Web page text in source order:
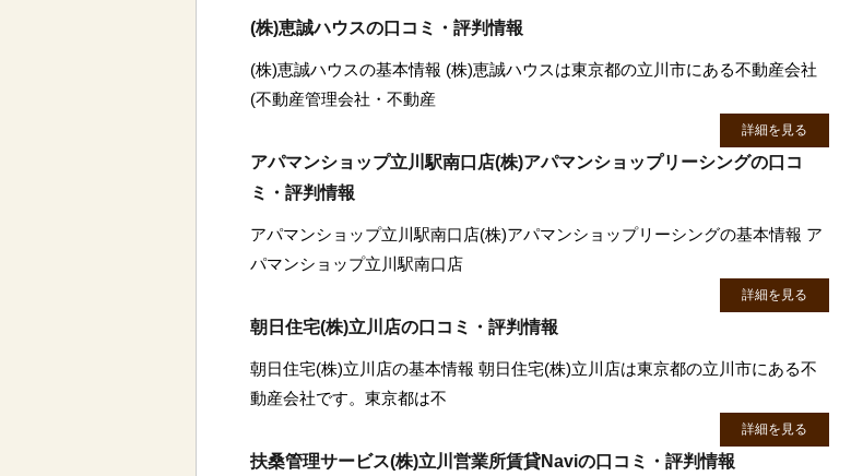
(株)恵誠ハウスの口コミ・評判情報
(株)恵誠ハウスの基本情報 (株)恵誠ハウスは東京都の立川市にある不動産会社
(不動産管理会社・不動産
詳細を見る
アパマンショップ立川駅南口店(株)アパマンショップリーシングの口コ
ミ・評判情報
アパマンショップ立川駅南口店(株)アパマンショップリーシングの基本情報 ア
パマンショップ立川駅南口店
詳細を見る
朝日住宅(株)立川店の口コミ・評判情報
朝日住宅(株)立川店の基本情報 朝日住宅(株)立川店は東京都の立川市にある不
動産会社です。東京都は不
詳細を見る
扶桑管理サービス(株)立川営業所賃貸Naviの口コミ・評判情報